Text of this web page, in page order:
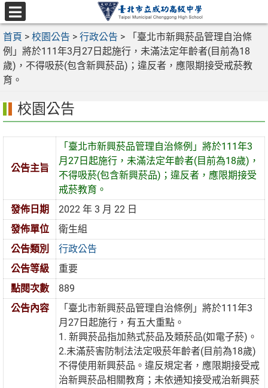
跳
至
主
要
內
容
選
單
首頁 > 校園公告 > 行政公告 >
「臺北市新興菸品管理自治條
例」將於111年3月27日起施行，未滿法定年齡者(目前為18
歲)，不得吸菸(包含新興菸品)；違反者，應限期接受戒菸教
育。
校園公告
公告主旨
「臺北市新興菸品管理自治條例」將於111年3
月27日起施行，未滿法定年齡者(目前為18歲)，
不得吸菸(包含新興菸品)；違反者，應限期接受
戒菸教育。
發佈日期
2022 年 3 月 22 日
發佈單位
衛生組
公告類別
行政公告
公告等級
重要
點閱次數
889
公告內容
「臺北市新興菸品管理自治條例」將於111年3
月27日起施行，有五大重點。
1. 新興菸品指加熱式菸品及類菸品(如電子菸)。
2.未滿菸害防制法法定吸菸年齡者(目前為18歲)
不得使用新興菸品。違反規定者，應限期接受戒
治新興菸品相關教育；未依通知接受戒治新興菸